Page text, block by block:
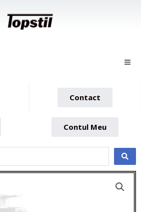
Contact
Contul Meu